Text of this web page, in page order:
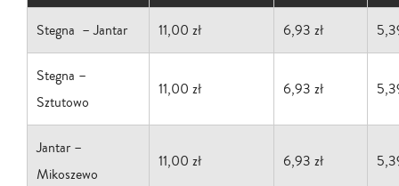
Stegna – Jantar 11,00 zł 6,93 zł
Stegna –
Sztutowo
11,00 zł 6,93 zł
Jantar –
Mikoszewo
11,00 zł 6,93 zł